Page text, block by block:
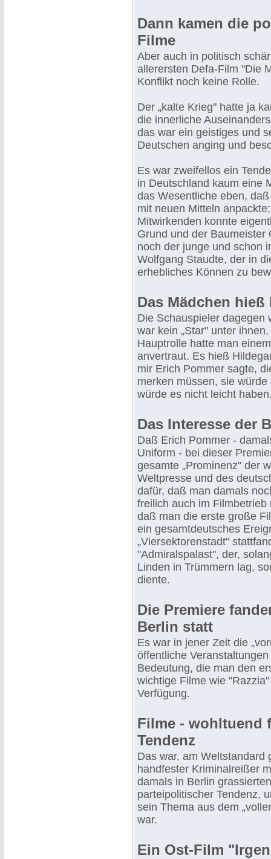
Dann kamen die
Filme
Aber auch in politisch
allerersten Defa-Film "Die
Konflikt noch keine Rolle.
Der „kalte Krieg" hatte ja
die innerliche
das war ein geistiges und
Deutschen anging und
Es war zweifellos ein
in Deutschland kaum eine
das Wesentliche eben,
mit neuen Mitteln
Mitwirkenden konnte
Grund und der Baumeister
noch der junge und schon
Wolfgang Staudte, der in
erhebliches Können zu
Das Mädchen
Die Schauspieler dagegen
war kein „Star" unter
Hauptrolle hatte man
anvertraut. Es hieß
mir Erich Pommer sagte,
merken müssen, sie
würde es nicht leicht
Das Interesse der
Daß Erich Pommer -
Uniform - bei dieser
gesamte „Prominenz" der
Weltpresse und des
dafür, daß man damals
freilich auch im
daß man die erste große
ein gesamtdeutsches
„Viersektorenstadt"
"Admiralspalast", der,
Linden in Trümmern lag,
diente.
Die Premiere
Berlin statt
Es war in jener Zeit die
öffentliche
Bedeutung, die man den
wichtige Filme wie
Verfügung.
Filme - wohltuend
Tendenz
Das war, am Weltstandard
handfester Kriminalreißer
damals in Berlin
parteipolitischer Tendenz,
sein Thema aus dem
war.
Ein Ost-Film